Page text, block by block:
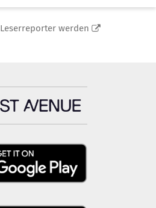
Leserreporter werden